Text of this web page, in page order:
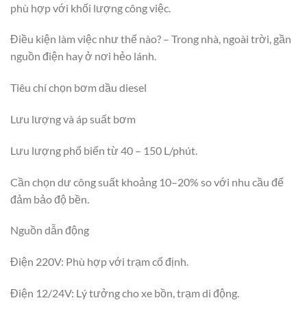
phù hợp với khối lượng công việc.
Điều kiện làm việc như thế nào? – Trong nhà, ngoài trời, gần
nguồn điện hay ở nơi hẻo lánh.
Tiêu chí chọn bơm dầu diesel
Lưu lượng và áp suất bơm
Lưu lượng phổ biến từ 40 – 150 L/phút.
Cần chọn dư công suất khoảng 10–20% so với nhu cầu để
đảm bảo độ bền.
Nguồn dẫn động
Điện 220V: Phù hợp với trạm cố định.
Điện 12/24V: Lý tưởng cho xe bồn, trạm di động.